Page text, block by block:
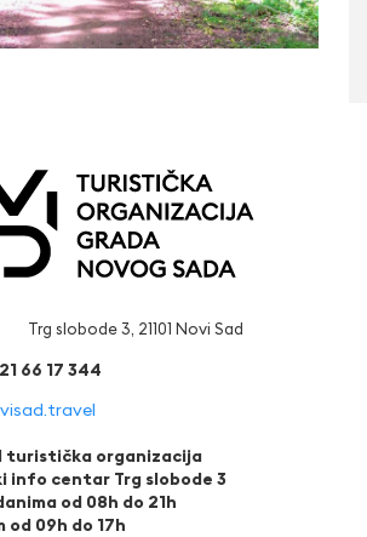
Trg slobode 3, 21101 Novi Sad
66 17 344
turistička organizacija
info centar Trg slobode 3
od 08h do 21h
od 09h do 17h